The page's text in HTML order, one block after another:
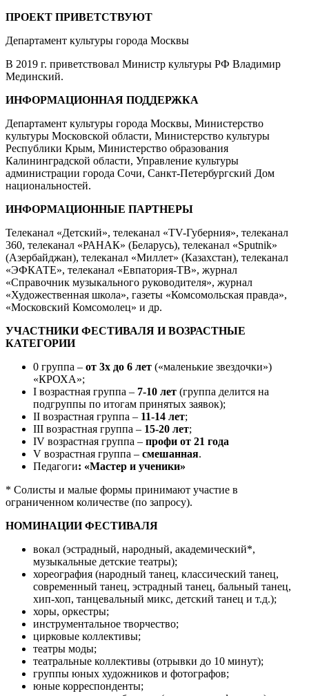
ПРОЕКТ ПРИВЕТСТВУЮТ
Департамент культуры города Москвы
В 2019 г. приветствовал Министр культуры РФ Владимир
Мединский.
ИНФОРМАЦИОННАЯ ПОДДЕРЖКА
Департамент культуры города Москвы, Министерство
культуры Московской области, Министерство культуры
Республики Крым, Министерство образования
Калининградской области, Управление культуры
администрации города Сочи, Санкт-Петербургский Дом
национальностей.
ИНФОРМАЦИОННЫЕ ПАРТНЕРЫ
Телеканал «Детский», телеканал «TV-Губерния», телеканал
360, телеканал «РАНАК» (Беларусь), телеканал «Sputnik»
(Азербайджан), телеканал «Миллет» (Казахстан), телеканал
«ЭФКАТЕ», телеканал «Евпатория-ТВ», журнал
«Справочник музыкального руководителя», журнал
«Художественная школа», газеты «Комсомольская правда»,
«Московский Комсомолец» и др.
УЧАСТНИКИ ФЕСТИВАЛЯ И ВОЗРАСТНЫЕ
КАТЕГОРИИ
0 группа – от 3х до 6 лет («маленькие звездочки»)
«КРОХА»;
I возрастная группа – 7-10 лет (группа делится на
подгруппы по итогам принятых заявок);
II возрастная группа – 11-14 лет;
III возрастная группа – 15-20 лет;
IV возрастная группа – профи от 21 года
V возрастная группа – смешанная.
Педагоги: «Мастер и ученики»
* Солисты и малые формы принимают участие в
ограниченном количестве (по запросу).
НОМИНАЦИИ ФЕСТИВАЛЯ
вокал (эстрадный, народный, академический*,
музыкальные детские театры);
хореография (народный танец, классический танец,
современный танец, эстрадный танец, бальный танец,
хип-хоп, танцевальный микс, детский танец и т.д.);
хоры, оркестры;
инструментальное творчество;
цирковые коллективы;
театры моды;
театральные коллективы (отрывки до 10 минут);
группы юных художников и фотографов;
юные корреспонденты;